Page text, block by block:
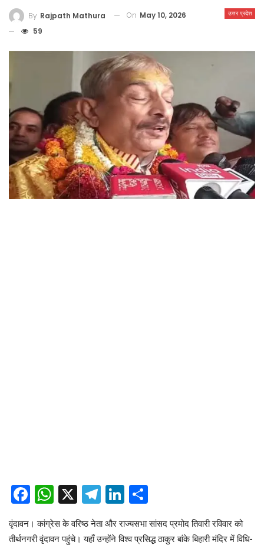
उत्तर प्रदेश
By Rajpath Mathura On May 10, 2026
59
Facebook
WhatsApp
X Telegram
LinkedIn
​वृंदावन। कांग्रेस के वरिष्ठ नेता और राज्यसभा सांसद प्रमोद तिवारी रविवार को
तीर्थनगरी वृंदावन पहुंचे। यहाँ उन्होंने विश्व प्रसिद्ध ठाकुर बांके बिहारी मंदिर में विधि-